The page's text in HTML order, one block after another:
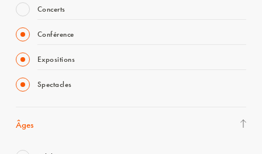
Concerts
Conférence
Expositions
Spectacles
Âges